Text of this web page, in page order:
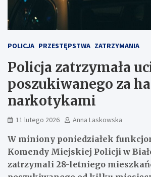
POLICJA PRZESTĘPSTWA ZATRZYMANIA
Policja zatrzymała
poszukiwanego za
narkotykami
11 lutego 2026 Anna Laskowska
W miniony poniedziałek
Komendy Miejskiej Policji w
zatrzymali 28-letniego